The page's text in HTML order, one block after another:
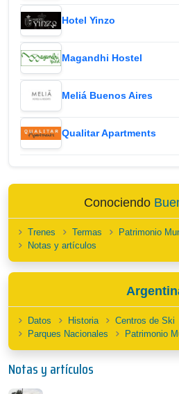
Hotel Yinzo
Magandhi Hostel
Meliá Buenos Aires
Qualitar Apartments
Conociendo
Trenes Termas Patrimonio
Notas y artículos
Datos Historia Centros de Ski
Parques Nacionales
Patrimonio
Notas y artículos